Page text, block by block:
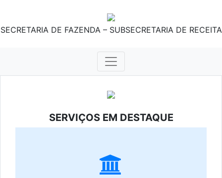
SECRETARIA DE FAZENDA – SUBSECRETARIA DE RECEITA
SERVIÇOS EM DESTAQUE